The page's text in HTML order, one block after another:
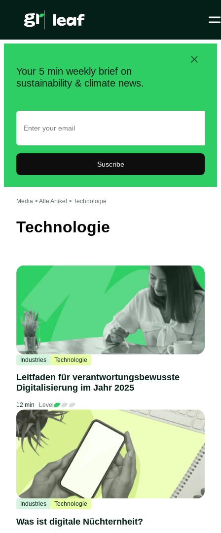
Your 5 min weekly brief on
sustainability & climate news.
Suscribe
Media >Alle Artikel > Technologie
Technologie
Industries Technologie
Leitfaden für verantwortungsbewusste
Digitalisierung im Jahr 2025
12 min Level
Industries Technologie
Was ist digitale Nüchternheit?